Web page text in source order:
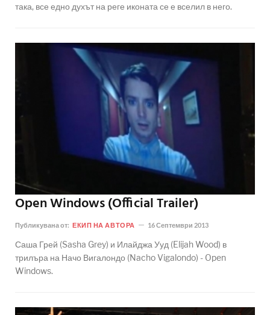
така, все едно духът на реге иконата се е вселил в него.
Open Windows (Official Trailer)
Публикувана от: ЕКИП НА АВТОРА 16 Септември 2013
Саша Грей (Sasha Grey) и Илайджа Ууд (Elijah Wood) в
трилъра на Начо Вигалондо (Nacho Vigalondo) - Open
Windows.